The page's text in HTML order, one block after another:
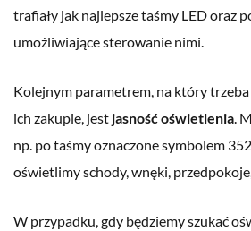
trafiały jak najlepsze taśmy LED oraz
umożliwiające sterowanie nimi.
Kolejnym parametrem, na który
ich zakupie, jest jasność oświetlenia.
np. po taśmy oznaczone symbolem
oświetlimy schody, wnęki,
W przypadku, gdy będziemy szukać